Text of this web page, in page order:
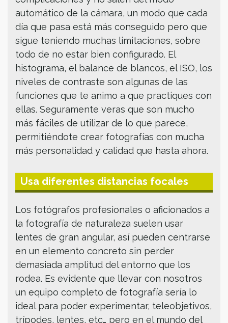
automático de la cámara, un modo que cada
día que pasa está más conseguido pero que
sigue teniendo muchas limitaciones, sobre
todo de no estar bien configurado. El
histograma, el balance de blancos, el ISO, los
niveles de contraste son algunas de las
funciones que te animo a que practiques con
ellas. Seguramente veras que son mucho
más fáciles de utilizar de lo que parece,
permitiéndote crear fotografías con mucha
más personalidad y calidad que hasta ahora.
Usa diferentes distancias focales
Los fotógrafos profesionales o aficionados a
la fotografía de naturaleza suelen usar
lentes de gran angular, así pueden centrarse
en un elemento concreto sin perder
demasiada amplitud del entorno que los
rodea. Es evidente que llevar con nosotros
un equipo completo de fotografía sería lo
ideal para poder experimentar, teleobjetivos,
trípodes, lentes, etc… pero en el mundo del